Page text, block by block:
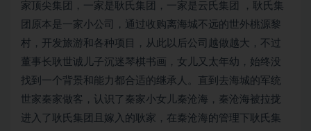
家顶尖集团，一家是耿氏集团，一家是云氏集团 ，耿氏集
团原本是一家小公司，通过收购离海城不远的世外桃源黎
村，开发旅游和各种项目，从此以后公司越做越大，不过
董事长耿世诚儿子沉迷琴棋书画，女儿又太年幼，始终没
找到一个背景和能力都合适的继承人。直到去海城的军统
世家秦家做客，认识了秦家小女儿秦沧海，秦沧海被拉拢
进入了耿氏集团且嫁入的耿家，在秦沧海的管理下耿氏集